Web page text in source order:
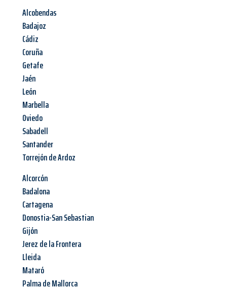
Alcobendas
Badajoz
Cádiz
Coruña
Getafe
Jaén
León
Marbella
Oviedo
Sabadell
Santander
Torrejón de Ardoz
Alcorcón
Badalona
Cartagena
Donostia-San Sebastian
Gijón
Jerez de la Frontera
Lleida
Mataró
Palma de Mallorca